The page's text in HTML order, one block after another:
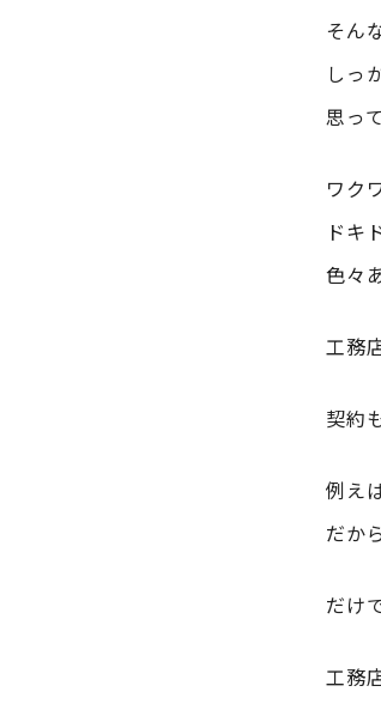
そん
しっ
思っ
ワク
ドキ
色々
工務
契約
例え
だか
だけ
工務